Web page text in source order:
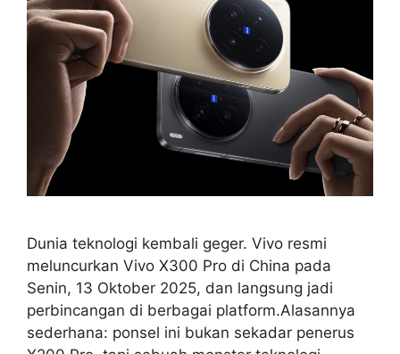
Dunia teknologi kembali geger. Vivo resmi
meluncurkan Vivo X300 Pro di China pada
Senin, 13 Oktober 2025, dan langsung jadi
perbincangan di berbagai platform.Alasannya
sederhana: ponsel ini bukan sekadar penerus